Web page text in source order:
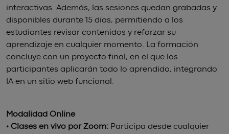
interactivas. Además, las sesiones quedan grabadas y
disponibles durante 15 días, permitiendo a los
estudiantes revisar contenidos y reforzar su
aprendizaje en cualquier momento. La formación
concluye con un proyecto final, en el que los
participantes aplicarán todo lo aprendido, integrando
IA en un sitio web funcional.
Modalidad Online
• Clases en vivo por Zoom: Participa desde cualquier